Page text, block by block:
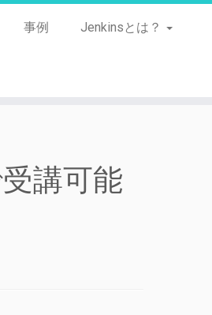
事例
Jenkinsとは？
講可能